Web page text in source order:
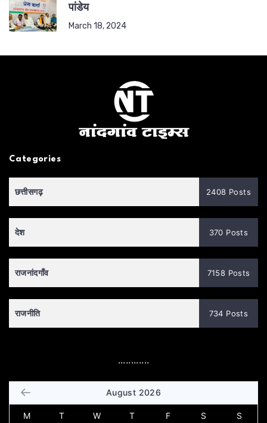
पांडेय
March 18, 2024
Categories
छत्तीसगढ़ 2408 Posts
देश 370 Posts
राजनांदगाँव 7158 Posts
राजनीति 734 Posts
............
August 2026
M T W T F S S